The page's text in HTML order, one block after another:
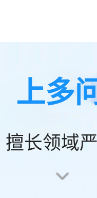
上多
擅长领域